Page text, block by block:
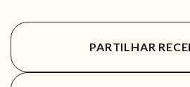
PARTILHAR